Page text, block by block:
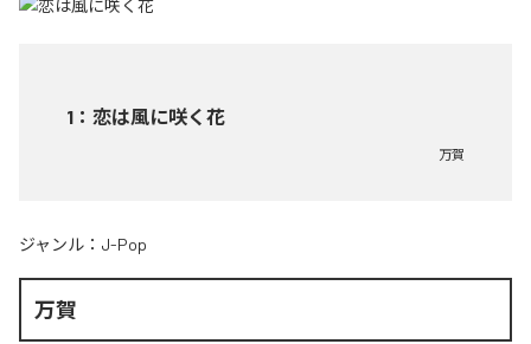
1 ： 恋は風に咲く花
万賀
ジャンル： J-Pop
万賀